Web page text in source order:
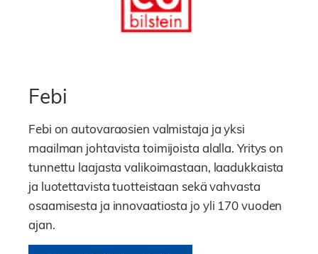
Febi
Febi on autovaraosien valmistaja ja yksi
maailman johtavista toimijoista alalla. Yritys on
tunnettu laajasta valikoimastaan, laadukkaista
ja luotettavista tuotteistaan sekä vahvasta
osaamisesta ja innovaatiosta jo yli 170 vuoden
ajan.